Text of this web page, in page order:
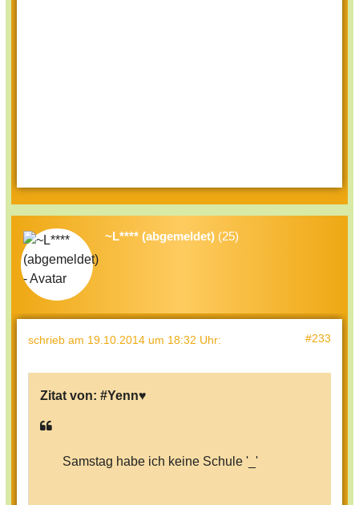
~L**** (abgemeldet) (25)
schrieb am 19.10.2014 um 18:32 Uhr: #233
Zitat von: #Yenn♥
Samstag habe ich keine Schule '_'